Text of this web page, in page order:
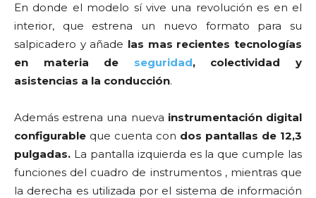
En donde el modelo sí vive una revolución es en el
interior, que estrena un nuevo formato para su
salpicadero y añade las mas recientes tecnologías
en materia de seguridad, colectividad y
asistencias a la conducción.
Además estrena una nueva instrumentación digital
configurable que cuenta con dos pantallas de 12,3
pulgadas. La pantalla izquierda es la que cumple las
funciones del cuadro de instrumentos , mientras que
la derecha es utilizada por el sistema de información